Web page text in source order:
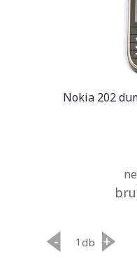
Nokia 202
- db +